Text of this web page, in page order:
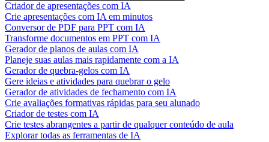
Criador de apresentações com IA
Crie apresentações com IA em minutos
Conversor de PDF para PPT com IA
Transforme documentos em PPT com IA
Gerador de planos de aulas com IA
Planeje suas aulas mais rapidamente com a IA
Gerador de quebra-gelos com IA
Gere ideias e atividades para quebrar o gelo
Gerador de atividades de fechamento com IA
Crie avaliações formativas rápidas para seu alunado
Criador de testes com IA
Crie testes abrangentes a partir de qualquer conteúdo de aula
Explorar todas as ferramentas de IA